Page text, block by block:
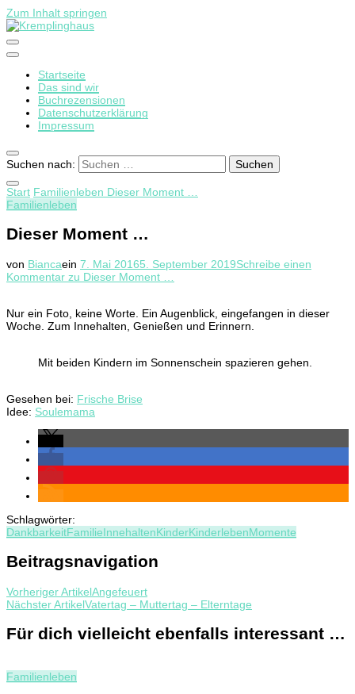
Zum Inhalt springen
Kremplinghaus
Startseite
Das sind wir
Buchrezensionen
Datenschutzerklärung
Impressum
Suchen nach:
Start Familienleben Dieser Moment …
Familienleben
Dieser Moment …
von Biancaein 7. Mai 20165. September 2019Schreibe einen
Kommentar zu Dieser Moment …
Nur ein Foto, keine Worte. Ein Augenblick, eingefangen in dieser
Woche. Zum Innehalten, Genießen und Erinnern.
Mit beiden Kindern im Sonnenschein spazieren gehen.
Gesehen bei: Frische Brise
Idee: Soulemama
Schlagwörter:
DankbarkeitFamilieInnehaltenKinderKinderlebenMomente
Beitragsnavigation
Vorheriger ArtikelAngefeuert
Nächster ArtikelVatertag – Muttertag – Elterntage
Für dich vielleicht ebenfalls interessant …
Familienleben